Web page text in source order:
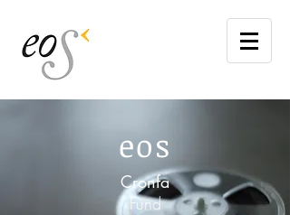
eos
Cronfa
Fund